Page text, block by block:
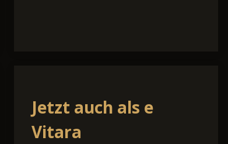
Jetzt auch als e
Vitara